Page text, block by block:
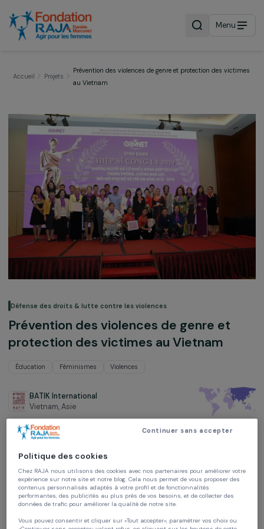
Menu
Défense des droits & lutte contre les violences
Prévention des violences de genre et
Éducation Féminismes
BATIK International
Vietnam,Asie
Projet soutenu en 2021, 2022 et 2023 : Agir pour les femmes
Politique des cookies
Chez RAJA nous utilisons des cookies avec nos partenaires pour améliorer
Continuer sans accepter